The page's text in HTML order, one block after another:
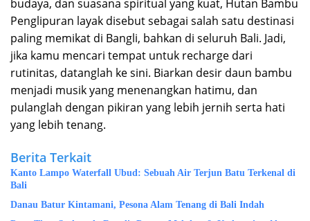
budaya, dan suasana spiritual yang kuat, Hutan Bambu
Penglipuran layak disebut sebagai salah satu destinasi
paling memikat di Bangli, bahkan di seluruh Bali. Jadi,
jika kamu mencari tempat untuk recharge dari
rutinitas, datanglah ke sini. Biarkan desir daun bambu
menjadi musik yang menenangkan hatimu, dan
pulanglah dengan pikiran yang lebih jernih serta hati
yang lebih tenang.
Berita Terkait
Kanto Lampo Waterfall Ubud: Sebuah Air Terjun Batu Terkenal di
Bali
Danau Batur Kintamani, Pesona Alam Tenang di Bali Indah